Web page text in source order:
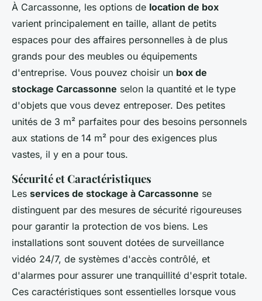
À Carcassonne, les options de location de box
varient principalement en taille, allant de petits
espaces pour des affaires personnelles à de plus
grands pour des meubles ou équipements
d'entreprise. Vous pouvez choisir un box de
stockage Carcassonne selon la quantité et le type
d'objets que vous devez entreposer. Des petites
unités de 3 m² parfaites pour des besoins personnels
aux stations de 14 m² pour des exigences plus
vastes, il y en a pour tous.
Sécurité et Caractéristiques
Les services de stockage à Carcassonne se
distinguent par des mesures de sécurité rigoureuses
pour garantir la protection de vos biens. Les
installations sont souvent dotées de surveillance
vidéo 24/7, de systèmes d'accès contrôlé, et
d'alarmes pour assurer une tranquillité d'esprit totale.
Ces caractéristiques sont essentielles lorsque vous